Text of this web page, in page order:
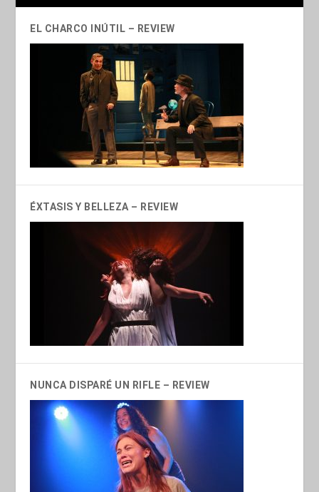
EL CHARCO INÚTIL – REVIEW
ÉXTASIS Y BELLEZA – REVIEW
NUNCA DISPARÉ UN RIFLE – REVIEW